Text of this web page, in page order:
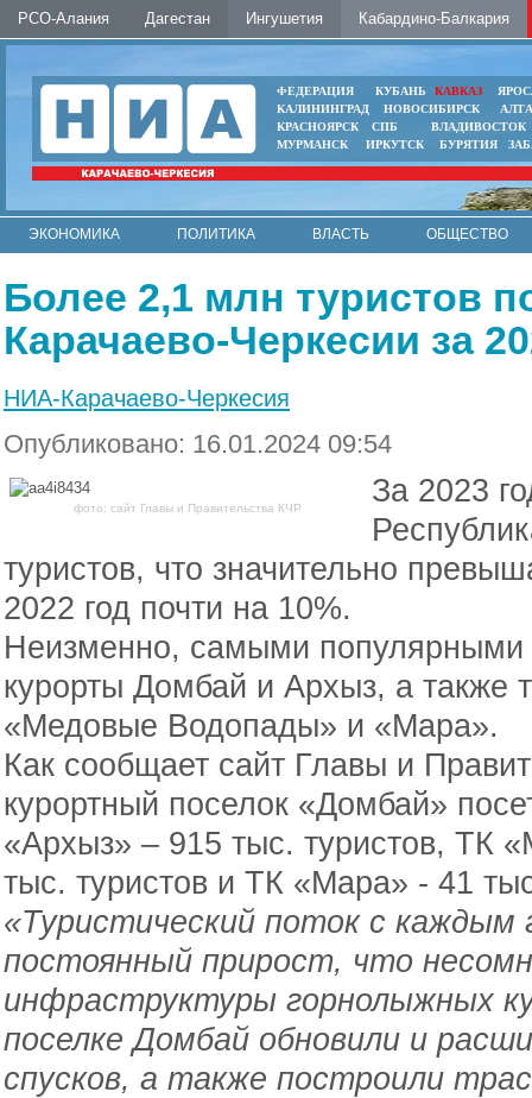
РСО-Алания Дагестан Ингушетия Кабардино-Балкария
ФЕДЕРАЦИЯ КУБАНЬ КАВКАЗ
КАЛИНИНГРАД
НОВОСИБИРСК
КРАСНОЯРСК
СПБ
ВЛАДИВОСТОК
МУРМАНСК
ИРКУТСК БУРЯТИЯ
ЭКОНОМИКА ПОЛИТИКА ВЛАСТЬ
ОБЩЕСТВО
Более 2,1 млн туристов
Карачаево-Черкесии за
НИА-Карачаево-Черкесия
Опубликовано: 16.01.2024 09:54
фото: сайт Главы и Правительства КЧР
За 2023
туристов, что значительно
2022 год почти на 10%.
Неизменно, самыми популярными
курорты Домбай и Архыз, а также
«Медовые Водопады» и «Мара».
Как сообщает сайт Главы и
курортный поселок «Домбай»
«Архыз» – 915 тыс. туристов, ТК
тыс. туристов и ТК «Мара» - 41
«Туристический поток с каждым
постоянный прирост, что
инфраструктуры горнолыжных
поселке Домбай обновили и
спусков, а также построили